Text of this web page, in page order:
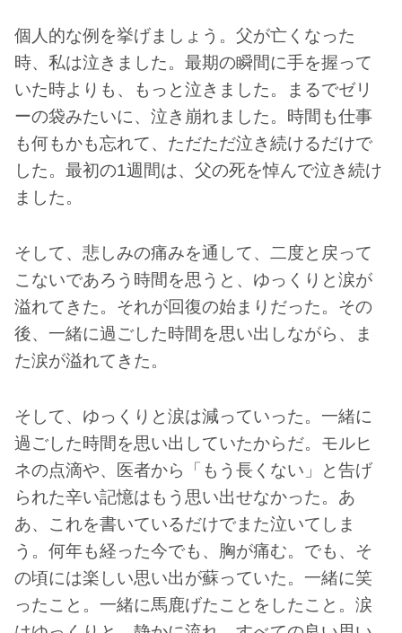
個人的な例を挙げましょう。父が亡くなった
時、私は泣きました。最期の瞬間に手を握って
いた時よりも、もっと泣きました。まるでゼリ
ーの袋みたいに、泣き崩れました。時間も仕事
も何もかも忘れて、ただただ泣き続けるだけで
した。最初の1週間は、父の死を悼んで泣き続け
ました。
そして、悲しみの痛みを通して、二度と戻って
こないであろう時間を思うと、ゆっくりと涙が
溢れてきた。それが回復の始まりだった。その
後、一緒に過ごした時間を思い出しながら、ま
た涙が溢れてきた。
そして、ゆっくりと涙は減っていった。一緒に
過ごした時間を思い出していたからだ。モルヒ
ネの点滴や、医者から「もう長くない」と告げ
られた辛い記憶はもう思い出せなかった。あ
あ、これを書いているだけでまた泣いてしま
う。何年も経った今でも、胸が痛む。でも、そ
の頃には楽しい思い出が蘇っていた。一緒に笑
ったこと。一緒に馬鹿げたことをしたこと。涙